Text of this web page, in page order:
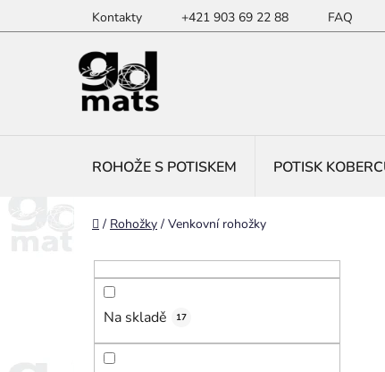
na
Kontakty +421 903 69 22 88 FAQ
ROHOŽE S POTISKEM POTISK
Domů
/ Rohožky / Venkovní rohožky
Na skladě 17